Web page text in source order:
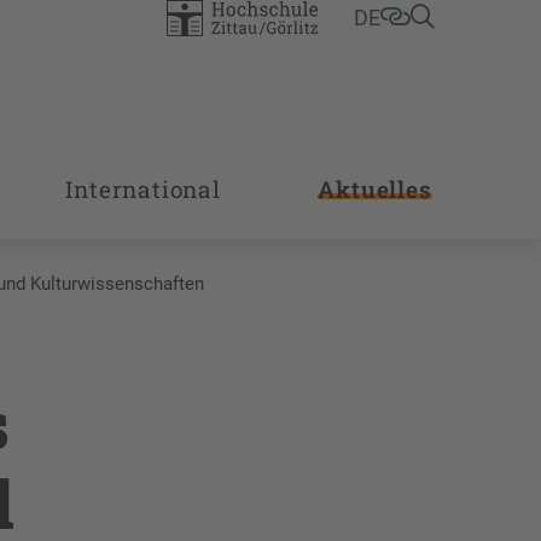
DE
International Aktuelles
Kulturwissenschaften